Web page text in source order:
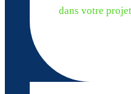
dans votre